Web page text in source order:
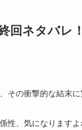
回ネタバレ
その衝撃的な結末に
性、気になりますよ